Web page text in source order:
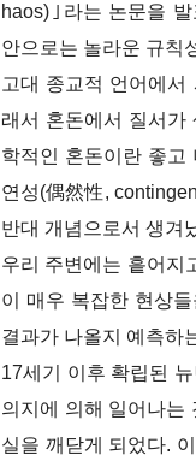
haos)｣라는 논문을
안으로는 놀라운 규칙
고대 종교적 언어에서
래서 혼돈에서 질서가
학적인 혼돈이란 좋고
연성(偶然性,
반대 개념으로서 생겨
우리 주변에는 흩어지
이 매우 복잡한 현상
결과가 나올지 예측하
17세기 이후 확립된
의지에 의해 일어나는
실을 깨닫게 되었다.